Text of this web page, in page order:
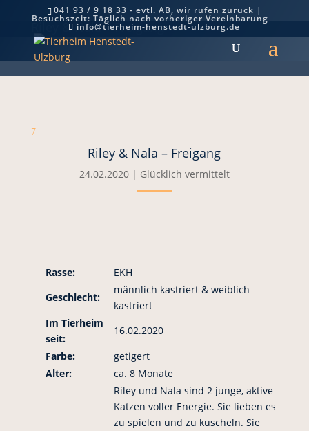
041 93 / 9 18 33 - evtl. AB, wir rufen zurück |
Besuchszeit: Täglich nach vorheriger Vereinbarung
info@tierheim-henstedt-ulzburg.de
Riley & Nala – Freigang
7
Riley & Nala – Freigang
24.02.2020| Glücklich vermittelt
Rasse:
EKH
Geschlecht:
männlich kastriert & weiblich
kastriert
Im Tierheim
seit:
16.02.2020
Farbe:
getigert
Alter:
ca. 8 Monate
Riley und Nala sind 2 junge, aktive
Katzen voller Energie. Sie lieben es
zu spielen und zu kuscheln. Sie